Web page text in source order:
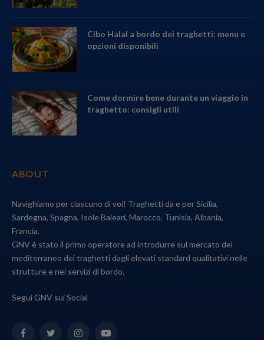
Cibo Halal a bordo dei traghetti: menu e
opzioni disponibili
Come dormire bene durante un viaggio in
traghetto: consigli utili
ABOUT
Navighiamo per ciascuno di voi! Traghetti da e per Sicilia,
Sardegna, Spagna, Isole Baleari, Marocco, Tunisia, Albania,
Francia.
GNV è stato il primo operatore ad introdurre sul mercato del
mediterraneo dei traghetti dagli elevati standard qualitativi nelle
strutture e nei servizi di bordo.
Segui GNV sui Social